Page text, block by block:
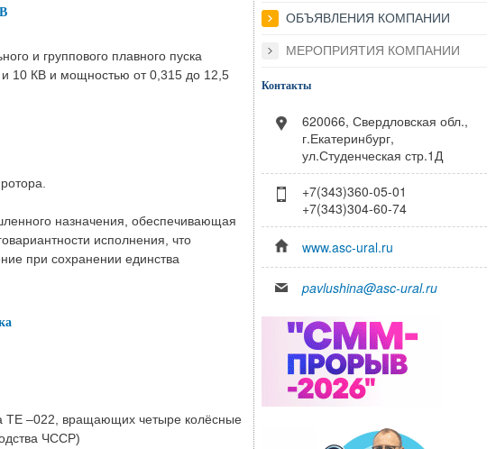
и группового плавного пуска
10 КВ и мощностью от 0,315 до 12,5
назначения, обеспечивающая
исполнения, что
при сохранении единства
ТЕ –022, вращающих четыре колёсные
ЧССР)
ОБЪЯВЛЕНИЯ КОМПАНИИ
МЕРОПРИЯТИЯ КОМПАНИИ
Контакты
620066, Свердловская обл.,
г.Екатеринбург,
ул.Студенческая стр.1Д
+7(343)360-05-01
+7(343)304-60-74
www.asc-ural.ru
pavlushina@asc-ural.ru